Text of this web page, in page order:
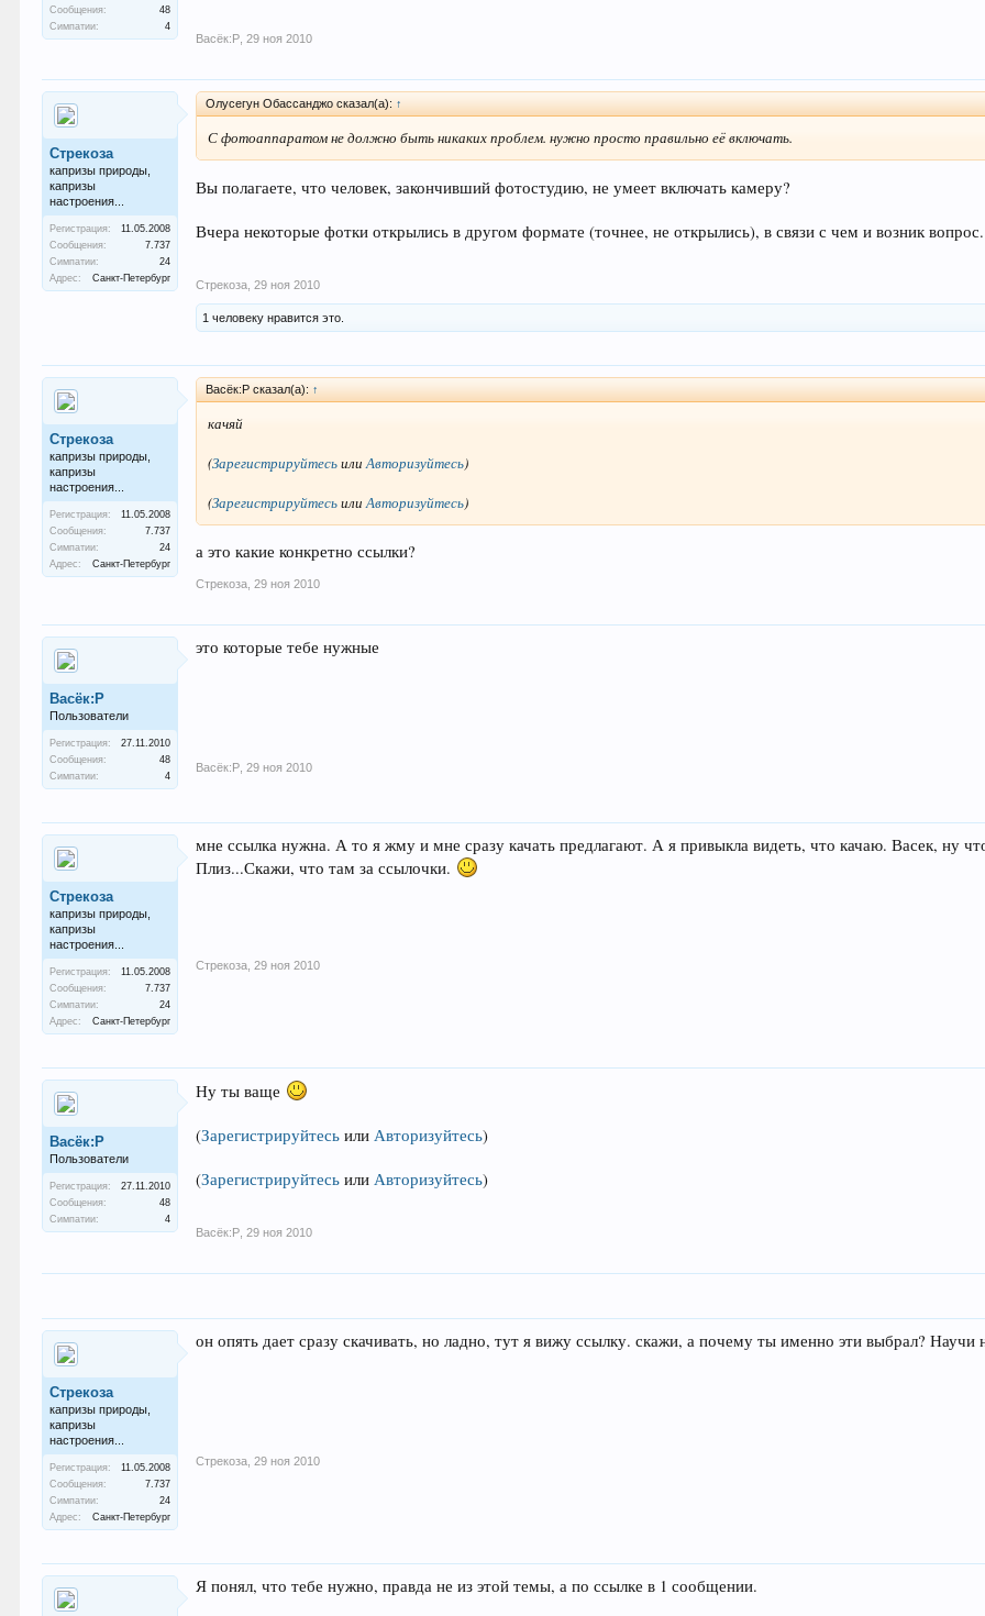
Сообщения:
48
Симпатии:
4
Васёк:Р 29 ноя 2010
Стрекоза
капризы природы,
капризы
настроения...
Регистрация:
11.05.2008
Сообщения:
7.737
Симпатии:
24
Адрес:
Санкт-Петербург
Олусегун Обассанджо сказал(а): ↑
С фотоаппаратом не должно быть никаких проблем. нужно просто правильно её включать.
Вы полагаете, что человек, закончивший фотостудию, не умеет включать камеру?
Вчера некоторые фотки открылись в другом формате (точнее, не открылись), в связи с чем и возник
Стрекоза 29 ноя 2010
1 человеку нравится это.
Стрекоза
капризы природы,
капризы
настроения...
Регистрация:
11.05.2008
Сообщения:
7.737
Симпатии:
24
Адрес:
Санкт-Петербург
Васёк:Р сказал(а): ↑
качяй
(ЗарегистрируйтесьилиАвторизуйтесь)
(ЗарегистрируйтесьилиАвторизуйтесь)
а это какие конкретно ссылки?
Стрекоза 29 ноя 2010
Васёк:Р
Пользователи
Регистрация:
27.11.2010
Сообщения:
48
Симпатии:
4
это которые тебе нужные
Васёк:Р 29 ноя 2010
Стрекоза
капризы природы,
капризы
настроения...
Регистрация:
11.05.2008
Сообщения:
7.737
Симпатии:
24
Адрес:
Санкт-Петербург
мне ссылка нужна. А то я жму и мне сразу качать предлагают. А я привыкла видеть, что качаю. Васек, ну
Плиз...Скажи, что там за ссылочки.
Стрекоза 29 ноя 2010
Васёк:Р
Пользователи
Регистрация:
27.11.2010
Сообщения:
48
Симпатии:
4
Ну ты ваще
(Зарегистрируйтесь илиАвторизуйтесь)
(Зарегистрируйтесь илиАвторизуйтесь)
Васёк:Р 29 ноя 2010
Стрекоза
капризы природы,
капризы
настроения...
Регистрация:
11.05.2008
Сообщения:
7.737
Симпатии:
24
Адрес:
Санкт-Петербург
он опять дает сразу скачивать, но ладно, тут я вижу ссылку. скажи, а почему ты именно эти выбрал? Научи
Стрекоза 29 ноя 2010
Я понял, что тебе нужно, правда не из этой темы, а по ссылке в 1 сообщении.